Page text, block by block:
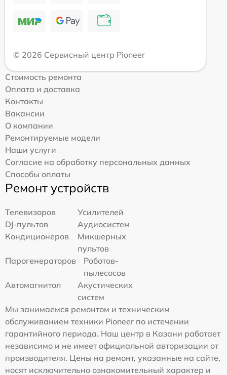
© 2026 Сервисный центр Pioneer
Стоимость ремонта
Оплата и доставка
Контакты
Вакансии
О компании
Ремонтируемые модели
Наши услуги
Согласие на обработку персональных данных
Способы оплаты
Ремонт устройств
Телевизоров
Усилителей
DJ-пультов
Аудиосистем
Кондиционеров
Микшерных
пультов
Парогенераторов
Роботов-
пылесосов
Автомагнитол
Акустических
систем
Мы занимаемся ремонтом и техническим
обслуживанием техники Pioneer по истечении
гарантийного периода. Наш центр в Казани работает
независимо и не имеет официальной авторизации от
производителя. Цены на ремонт, указанные на сайте,
носят исключительно ознакомительный характер и